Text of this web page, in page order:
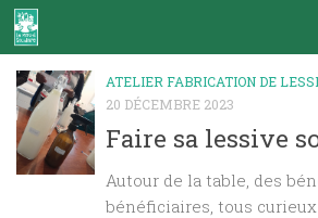
Skip to content
ATELIER FABRICATION DE
20 DÉCEMBRE 2023
Faire sa lessive
Autour de la table, des
bénéficiaires, tous